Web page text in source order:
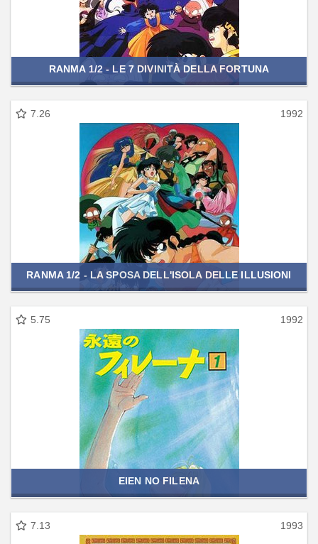
RANMA 1/2 - LE 7 DIVINITÀ DELLA FORTUNA
7.26 1992
RANMA 1/2 - LA SPOSA DELL'ISOLA DELLE ILLUSIONI
5.75 1992
EIEN NO FILENA
7.13 1993